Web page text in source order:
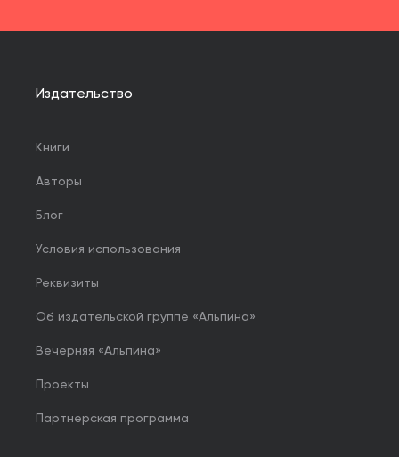
Издательство
Книги
Авторы
Блог
Условия использования
Реквизиты
Об издательской группе «Альпина»
Вечерняя «Альпина»
Проекты
Партнерская программа